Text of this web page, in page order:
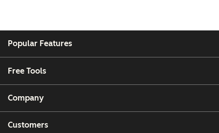
Popular Features
Free Tools
Company
Customers